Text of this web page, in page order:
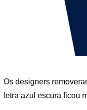
Os designers
letra azul escura ficou